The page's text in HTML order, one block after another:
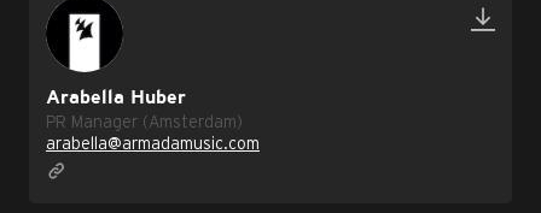
Arabella Huber
PR Manager (Amsterdam)
arabella@armadamusic.com